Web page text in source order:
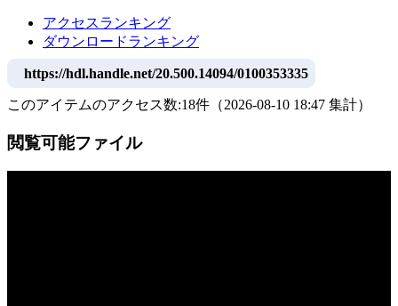
アクセスランキング
ダウンロードランキング
https://hdl.handle.net/20.500.14094/0100353335
このアイテムのアクセス数:18件 （2026-08-10 18:47 集計）
閲覧可能ファイル